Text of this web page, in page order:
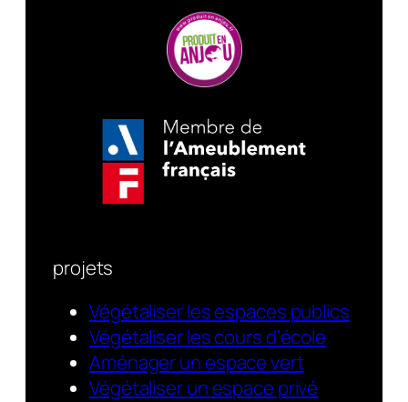
projets
Végétaliser les espaces publics
Végétaliser les cours d’école
Aménager un espace vert
Végétaliser un espace privé